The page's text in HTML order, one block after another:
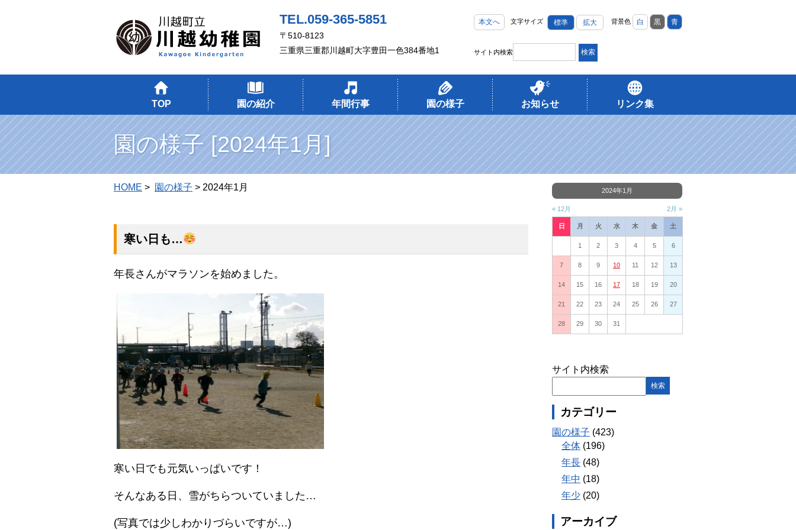
TEL.059-365-5851
〒510-8123
三重県三重郡川越町大字豊田一色384番地1
本文へ 文字サイズ 標準 拡大 背景色 白 黒 青
サイト内検索
TOP 園の紹介 年間行事 園の様子 お知らせ リンク集
園の様子 [2024年1月]
HOME > 園の様子 > 2024年1月
寒い日も…
年長さんがマラソンを始めました。
寒い日でも元気いっぱいです！
そんなある日、雪がちらついていました…
(写真では少しわかりづらいですが…)
2024年1月
« 12月 2月 »
日 月 火 水 木 金 土
1 2 3 4 5 6
7 8 9 10 11 12 13
14 15 16 17 18 19 20
21 22 23 24 25 26 27
28 29 30 31
サイト内検索
カテゴリー
園の様子 (423)
全体 (196)
年長 (48)
年中 (18)
年少 (20)
アーカイブ